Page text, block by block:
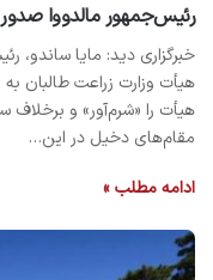
رئیس‌جمهور مالدووا صدور
خبرگزاری دید: مایا ساندو،
هیأت وزارت زراعت طالبان
هیأت را «شرم‌آور» و
مقام‌های دخیل در این…
ادامه مطلب »